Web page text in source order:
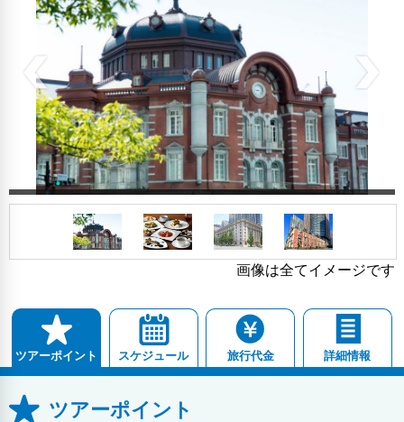
画像は全てイメージです
ツアーポイント スケジュール 旅行代金 詳細情報
ツアーポイント